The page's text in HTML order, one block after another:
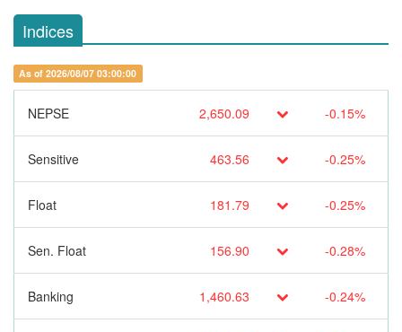
Indices
As of 2026/08/07 03:00:00
NEPSE 2,650.09 -0.15%
Sensitive 463.56 -0.25%
Float 181.79 -0.25%
Sen. Float 156.90 -0.28%
Banking 1,460.63 -0.24%